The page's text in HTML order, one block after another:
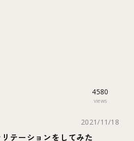
4580
views
2021/11/18
テーションをしてみた